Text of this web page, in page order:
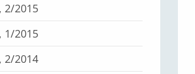
2/2015
1/2015
2/2014